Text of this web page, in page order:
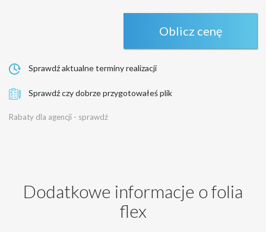
Oblicz cenę
Sprawdź aktualne terminy realizacji
Sprawdź czy dobrze przygotowałeś plik
Rabaty dla agencji - sprawdź
Dodatkowe informacje o folia
flex